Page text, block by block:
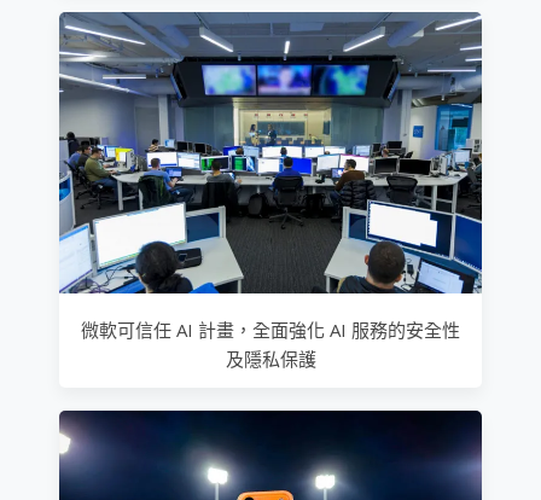
微軟可信任 AI 計畫，全面強化 AI 服務的安全性
及隱私保護